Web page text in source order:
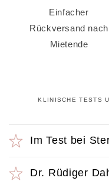
Einfacher
Rückversand nach
Mietende
KLINISCHE TESTS
i
k
Im Test bei
Dr. Rüdiger